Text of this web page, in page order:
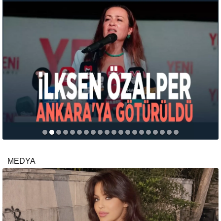
MEDYA